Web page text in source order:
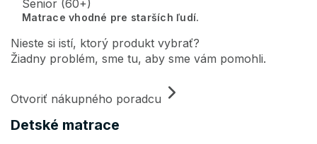
Detské matrace
Senior (60+)
Matrace vhodné pre starších ľudí.
Nieste si istí, ktorý produkt vybrať?
Žiadny problém, sme tu, aby sme vám pomohli.
Otvoriť nákupného poradcu